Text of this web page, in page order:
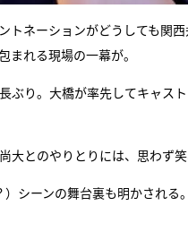
ネーションがどうしても関西
まれる現場の一幕が。
ぶり。大橋が率先してキャス
とのやりとりには、思わず笑
シーンの舞台裏も明かされる